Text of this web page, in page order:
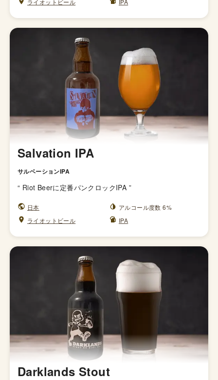
ライオットビール IPA
Salvation IPA
サルベーションIPA
“ Riot Beerに定番パンクロックIPA ”
日本
アルコール度数 6%
ライオットビール
IPA
Darklands Stout